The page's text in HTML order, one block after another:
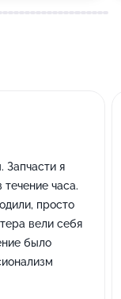
Запчасти я
часа.
просто
вели себя
было